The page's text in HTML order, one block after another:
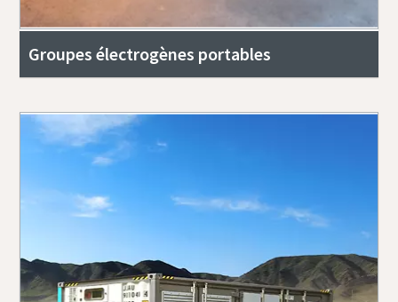
Groupes électrogènes portables